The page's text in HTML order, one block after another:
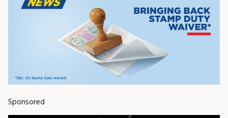
Sponsored